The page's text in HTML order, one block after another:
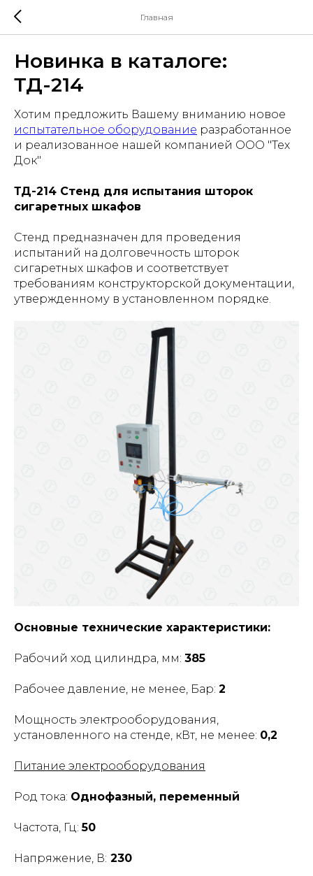
Главная
Новинка в каталоге:
ТД-214
Хотим предложить Вашему вниманию новое
испытательное оборудование разработанное
и реализованное нашей компанией ООО "Тех
Док"
ТД-214 Стенд для испытания шторок
сигаретных шкафов
Стенд предназначен для проведения
испытаний на долговечность шторок
сигаретных шкафов и соответствует
требованиям конструкторской документации,
утвержденному в установленном порядке.
Основные технические характеристики:
Рабочий ход цилиндра, мм: 385
Рабочее давление, не менее, Бар: 2
Мощность электрооборудования,
установленного на стенде, кВт, не менее: 0,2
Питание электрооборудования
Род тока: Однофазный, переменный
Частота, Гц:50
Напряжение, В: 230